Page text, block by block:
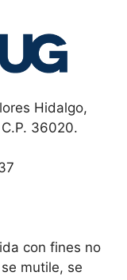
Hidalgo,
36020.
con fines no
mutile, se